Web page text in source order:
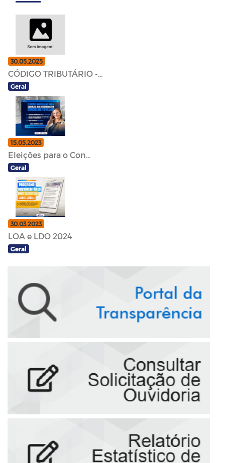
30.05.2025
CÓDIGO TRIBUTÁRIO -...
Geral
15.05.2023
Eleições para o Con...
Geral
30.03.2023
LOA e LDO 2024
Geral